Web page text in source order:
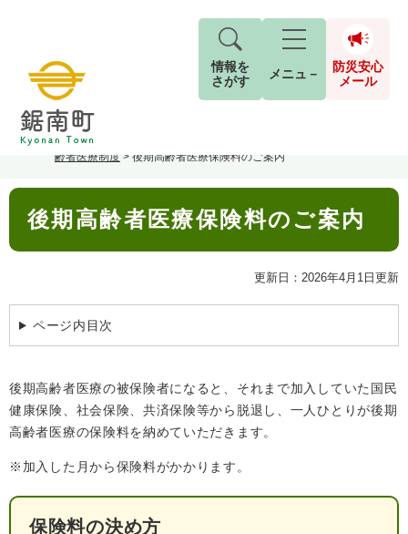
でば
情報を
さがす
メニュ－
防災安心
メール
キーワード検索
l
e
カ
タ
検
索
象
ハザードマップ
ご利用ガイド
音声読み上げ For Foreigners
背景色 白 黒 青
災
心
ー
現在、掲載されている情報はありません。
現在地 トップページ
齢者医療制度 > 後期高齢者医療保険料のご案内
本
後期高齢者医療保険料のご案内
更新日：2026年4月1日更新
ページ内目次
​後期高齢者医療の被保険者になると、それまで加入していた国民
健康保険、社会保険、共済保険等から脱退し、一人ひとりが後期
高齢者医療の保険料を納めていただきます。
※加入した月から保険料がかかります。
保険料の決め方